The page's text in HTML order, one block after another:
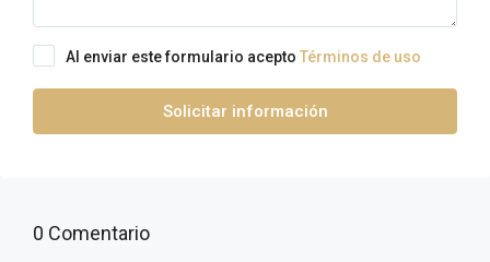
Al enviar este formulario acepto Términos de uso
Solicitar información
0 Comentario